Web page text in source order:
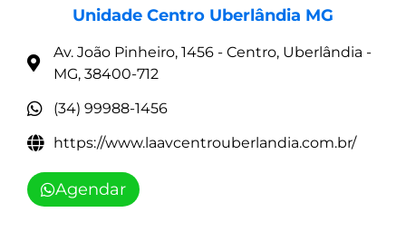
Unidade Centro Uberlândia MG
Av. João Pinheiro, 1456 - Centro, Uberlândia -
MG, 38400-712
(34) 99988-1456
https://www.laavcentrouberlandia.com.br/
Agendar